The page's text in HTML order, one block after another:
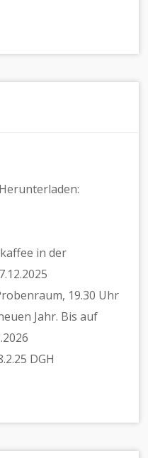
in der
19.30 Uhr
Jahr. Bis auf
DGH